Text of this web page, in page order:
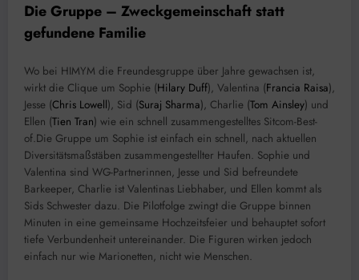
Die Gruppe – Zweckgemeinschaft statt
gefundene Familie
Wo bei HIMYM die Freundesgruppe über Jahre gewachsen ist,
wirkt die Clique um Sophie (Hilary Duff), Valentina (Francia Raisa),
Jesse (Chris Lowell), Sid (Suraj Sharma), Charlie (Tom Ainsley) und
Ellen (Tien Tran) wie ein schnell zusammengestelltes Sitcom-Best-
of.Die Gruppe um Sophie ist einfach ein schnell, nach aktuellen
Diversitätsmaßstäben zusammengestellter Haufen. Sophie und
Valentina sind WG-Partnerinnen, Jesse und Sid befreundete
Barkeeper, Charlie ist Valentinas Liebhaber, und Ellen kommt als
Sids Schwester dazu. Die Pilotfolge zwingt die Gruppe binnen
Minuten in eine gemeinsame Hochzeitsfeier und behauptet sofort
tiefe Verbundenheit untereinander. Die Figuren wirken jedoch
einfach nur wie Marionetten, nicht wie Menschen.